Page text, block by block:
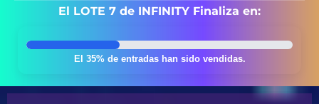
El LOTE 7 de INFINITY Finaliza en:
El 35% de entradas han sido vendidas.